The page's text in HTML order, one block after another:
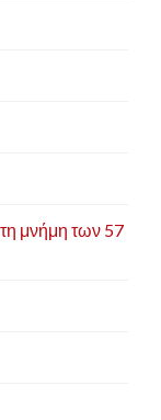
μνήμη των 57